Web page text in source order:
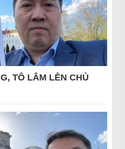
TÔ LÂM LÊN CHỦ